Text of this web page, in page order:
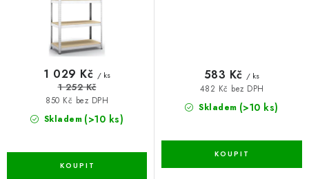
Skladem (>10 ks)
850 Kč bez DPH
1 029 Kč / ks
1 252 Kč
Skladem (>10 ks)
482 Kč bez DPH
583 Kč / ks